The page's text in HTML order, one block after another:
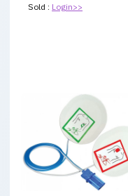
Sold : Login>>